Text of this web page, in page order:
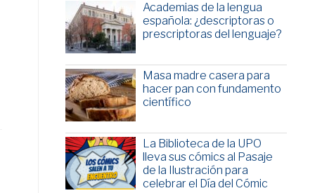
Academias de la lengua
española: ¿descriptoras o
prescriptoras del lenguaje?
Masa madre casera para
hacer pan con fundamento
científico
La Biblioteca de la UPO
lleva sus cómics al Pasaje
de la Ilustración para
celebrar el Día del Cómic